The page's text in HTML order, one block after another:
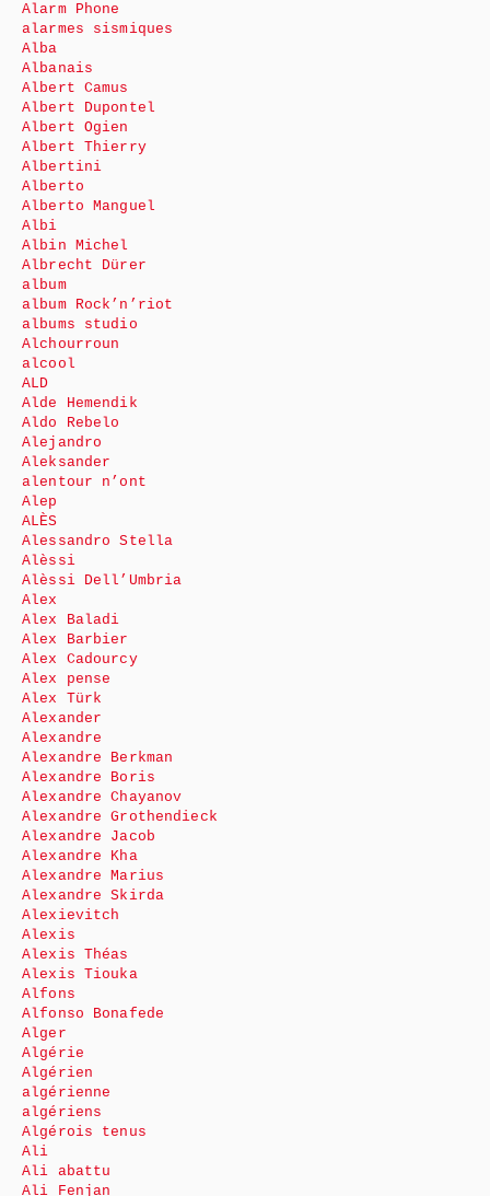
Alarm Phone
alarmes sismiques
Alba
Albanais
Albert Camus
Albert Dupontel
Albert Ogien
Albert Thierry
Albertini
Alberto
Alberto Manguel
Albi
Albin Michel
Albrecht Dürer
album
album Rock’n’riot
albums studio
Alchourroun
alcool
ALD
Alde Hemendik
Aldo Rebelo
Alejandro
Aleksander
alentour n’ont
Alep
ALÈS
Alessandro Stella
Alèssi
Alèssi Dell’Umbria
Alex
Alex Baladi
Alex Barbier
Alex Cadourcy
Alex pense
Alex Türk
Alexander
Alexandre
Alexandre Berkman
Alexandre Boris
Alexandre Chayanov
Alexandre Grothendieck
Alexandre Jacob
Alexandre Kha
Alexandre Marius
Alexandre Skirda
Alexievitch
Alexis
Alexis Théas
Alexis Tiouka
Alfons
Alfonso Bonafede
Alger
Algérie
Algérien
algérienne
algériens
Algérois tenus
Ali
Ali abattu
Ali Fenjan